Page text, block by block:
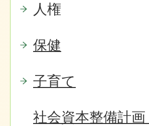
人権
保健
子育て
社会資本整備計